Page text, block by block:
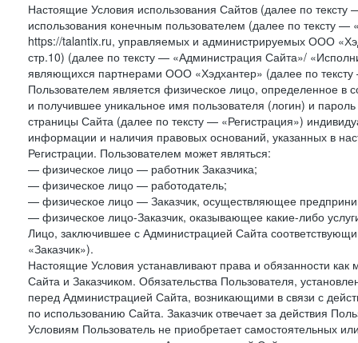
Настоящие Условия использования Сайтов (далее по
использования конечным пользователем (далее по тексту
https://talantix.ru, управляемых и администрируемых ООО
стр.10) (далее по тексту — «Администрация Сайта»/
являющихся партнерами ООО «Хэдхантер» (далее по
Пользователем является физическое лицо, определенное в
и получившее уникальное имя пользователя (логин) и
страницы Сайта (далее по тексту — «Регистрация»)
информации и наличия правовых оснований, указанных в
Регистрации. Пользователем может являться:
— физическое лицо — работник Заказчика;
— физическое лицо — работодатель;
— физическое лицо — Заказчик, осуществляющее
— физическое лицо-Заказчик, оказывающее какие-либо
Лицо, заключившее с Администрацией Сайта
«Заказчик»).
Настоящие Условия устанавливают права и обязанности
Сайта и Заказчиком. Обязательства Пользователя,
перед Администрацией Сайта, возникающими в связи с
по использованию Сайта. Заказчик отвечает за действия
Условиям Пользователь не приобретает самостоятельных